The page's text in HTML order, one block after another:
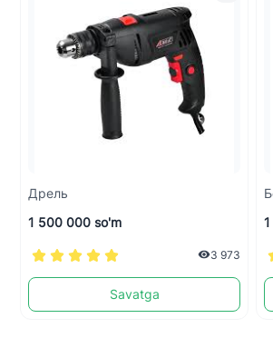
Дрель
1 500 000 so'm
3 973
Savatga